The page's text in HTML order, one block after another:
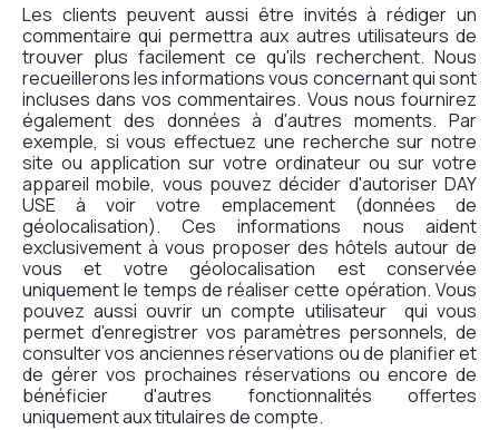
Les clients peuvent aussi être invités à rédiger un
commentaire qui permettra aux autres utilisateurs de
trouver plus facilement ce qu'ils recherchent. Nous
recueillerons les informations vous concernant qui sont
incluses dans vos commentaires. Vous nous fournirez
également des données à d'autres moments. Par
exemple, si vous effectuez une recherche sur notre
site ou application sur votre ordinateur ou sur votre
appareil mobile, vous pouvez décider d'autoriser DAY
USE à voir votre emplacement (données de
géolocalisation). Ces informations nous aident
exclusivement à vous proposer des hôtels autour de
vous et votre géolocalisation est conservée
uniquement le temps de réaliser cette opération. Vous
pouvez aussi ouvrir un compte utilisateur qui vous
permet d'enregistrer vos paramètres personnels, de
consulter vos anciennes réservations ou de planifier et
de gérer vos prochaines réservations ou encore de
bénéficier d'autres fonctionnalités offertes
uniquement aux titulaires de compte.